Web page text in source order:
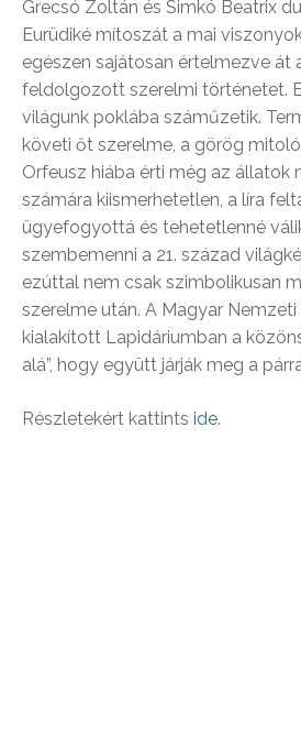
Grecsó Zoltán és Simkó Beatrix
Eurüdiké mítoszát a mai
egészen sajátosan értelmezve át
feldolgozott szerelmi történetet.
világunk poklába száműzetik.
követi őt szerelme, a görög
Orfeusz hiába érti még az állatok
számára kiismerhetetlen, a líra
ügyefogyottá és tehetetlenné
szembemenni a 21. század
ezúttal nem csak szimbolikusan
szerelme után. A Magyar
kialakított Lapidáriumban a
alá”, hogy együtt járják meg a
Részletekért kattints ide.